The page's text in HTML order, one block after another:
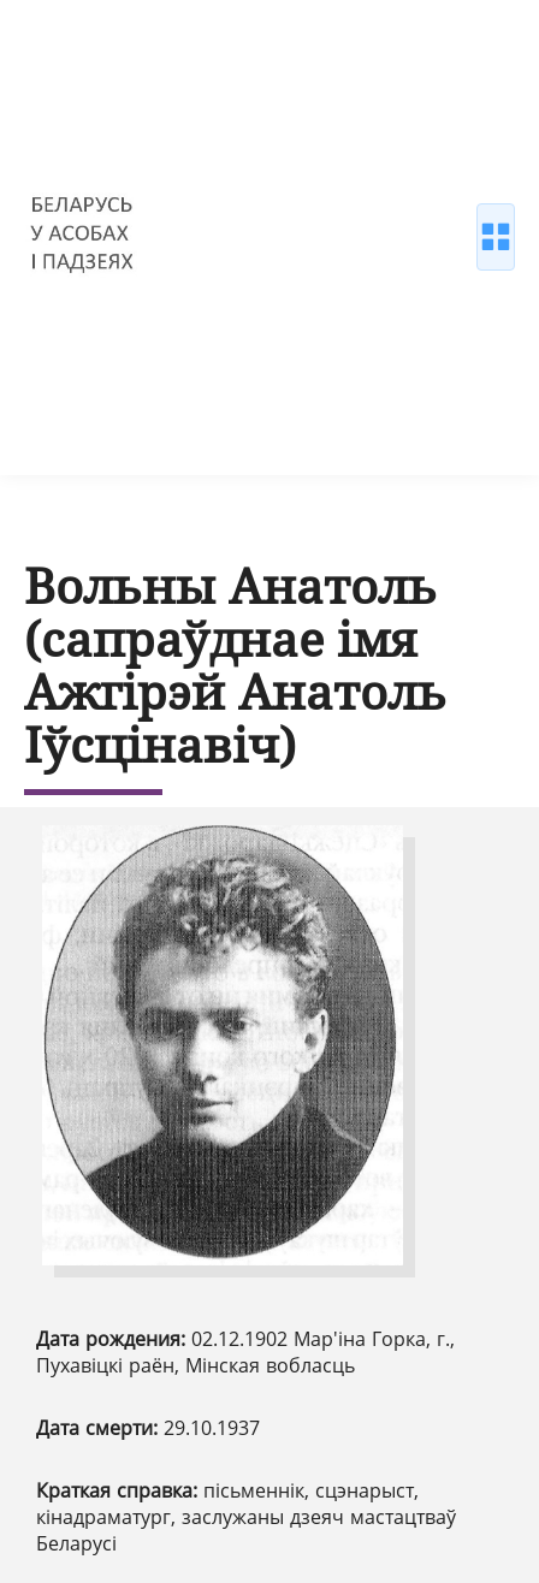
Вольны Анатоль
(сапраўднае імя
Ажгірэй Анатоль
Іўсцінавіч)
Дата рождения: 02.12.1902 Мар'іна Горка, г.,
Пухавіцкі раён, Мінская вобласць
Дата смерти: 29.10.1937
Краткая справка: пісьменнік, сцэнарыст,
кінадраматург, заслужаны дзеяч мастацтваў
Беларусі